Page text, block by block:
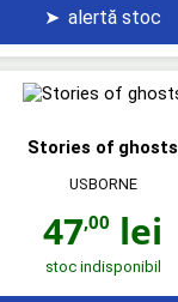
➤ alertă stoc
Stories of ghosts
USBORNE
47,00 lei
stoc indisponibil